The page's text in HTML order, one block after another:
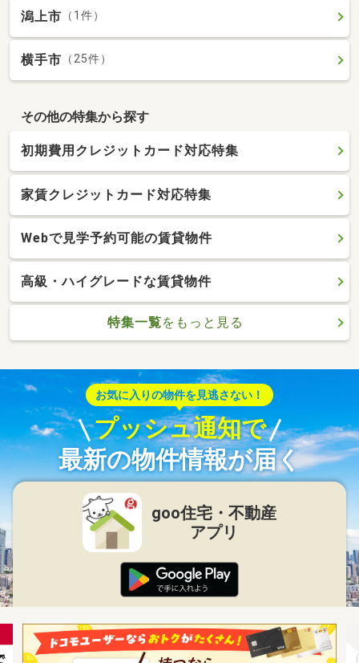
潟上市 （1件）
横手市 （25件）
その他の特集から探す
初期費用クレジットカード対応特集
家賃クレジットカード対応特集
Webで見学予約可能の賃貸物件
高級・ハイグレードな賃貸物件
特集一覧をもっと見る
お気に入りの物件を見逃さない！
プッシュ通知で
最新の物件情報が届く
goo住宅・不動産
アプリ